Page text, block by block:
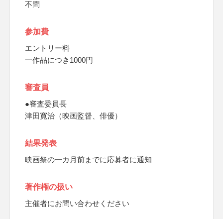
不問
参加費
エントリー料
一作品につき1000円
審査員
●審査委員長
津田寛治（映画監督、俳優）
結果発表
映画祭の一カ月前までに応募者に通知
著作権の扱い
主催者にお問い合わせください